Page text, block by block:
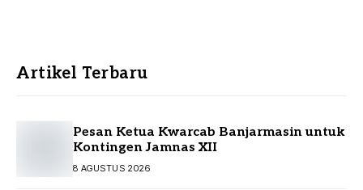
Artikel Terbaru
Pesan Ketua Kwarcab Banjarmasin untuk
Kontingen Jamnas XII
8 AGUSTUS 2026